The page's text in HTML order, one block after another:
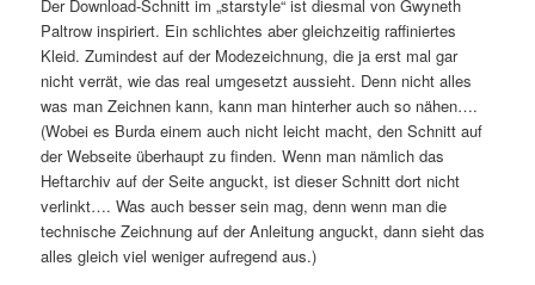
Der Download-Schnitt im „starstyle“ ist diesmal von Gwyneth
Paltrow inspiriert. Ein schlichtes aber gleichzeitig raffiniertes
Kleid. Zumindest auf der Modezeichnung, die ja erst mal gar
nicht verrät, wie das real umgesetzt aussieht. Denn nicht alles
was man Zeichnen kann, kann man hinterher auch so nähen….
(Wobei es Burda einem auch nicht leicht macht, den Schnitt auf
der Webseite überhaupt zu finden. Wenn man nämlich das
Heftarchiv auf der Seite anguckt, ist dieser Schnitt dort nicht
verlinkt…. Was auch besser sein mag, denn wenn man die
technische Zeichnung auf der Anleitung anguckt, dann sieht das
alles gleich viel weniger aufregend aus.)